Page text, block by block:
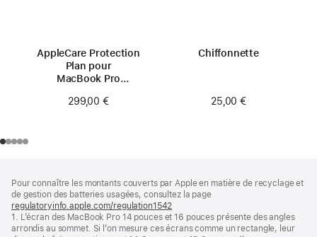
AppleCare Protection
Plan pour
MacBook Pro
299,00 €
Chiffonnette
25,00 €
de
page
de
bas
de
page
Pour connaître les montants couverts par Apple en matière de recyclage et
de gestion des batteries usagées, consultez la page
regulatoryinfo.apple.com/regulation1542
dans
une
1. L’écran des MacBook Pro 14 pouces et 16 pouces présente des angles
arrondis au sommet. Si l’on mesure ces écrans comme un rectangle, leur